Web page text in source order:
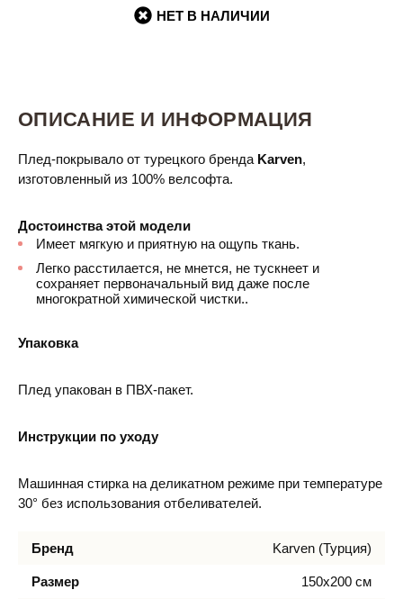
НЕТ В НАЛИЧИИ
ОПИСАНИЕ И ИНФОРМАЦИЯ
Плед-покрывало от турецкого бренда Karven,
изготовленный из 100% велсофта.
Достоинства этой модели
Имеет мягкую и приятную на ощупь ткань.
Легко расстилается, не мнется, не тускнеет и
сохраняет первоначальный вид даже после
многократной химической чистки..
Упаковка
Плед упакован в ПВХ-пакет.
Инструкции по уходу
Машинная стирка на деликатном режиме при температуре
30° без использования отбеливателей.
Бренд Karven (Турция)
Размер 150х200 см